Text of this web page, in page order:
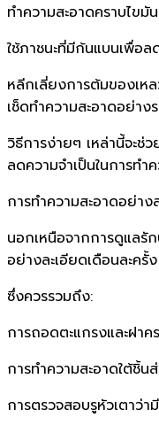
ทำความสะอาดคราบไขมั
ใช้ภาชนะที่มีก้นแบนเพื่อล
หลีกเลี่ยงการต้มของเห
เช็ดทำความสะอาดอย่าง
วิธีการง่ายๆ เหล่านี้จะช่
ลดความจำเป็นในการทำ
การทำความสะอาดอย่าง
นอกเหนือจากการดูแลรั
อย่างละเอียดเดือนละครั้ง
ซึ่งควรรวมถึง:
การถอดตะแกรงและฝา
การทำความสะอาดใต้ชิ้
การตรวจสอบรูหัวเตาว่